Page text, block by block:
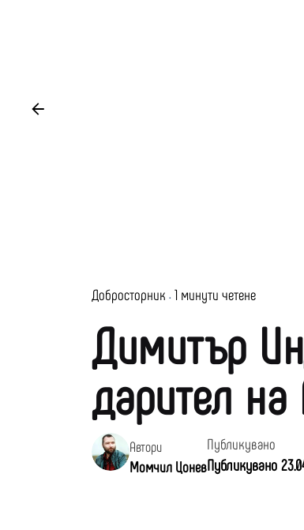
Добросторник 1 минути четене
Димитър
дарител
Автори
Момчил Цонев
Публикувано
Публикувано